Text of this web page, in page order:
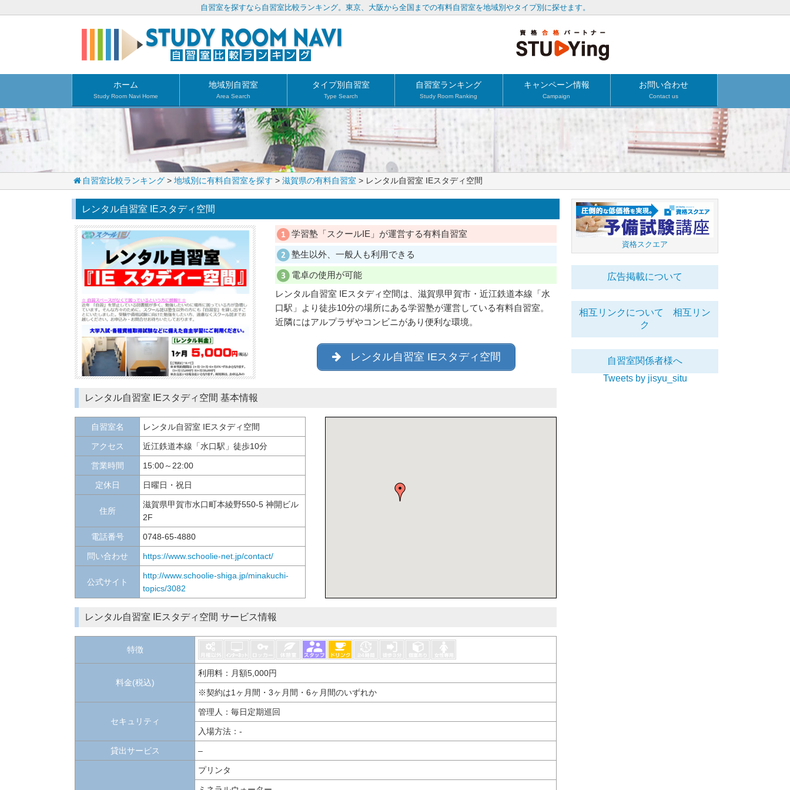
自習室を探すなら自習室比較ランキング。東京、大阪から全国までの有料自習室を地域別やタイプ別に探せます。
ホーム
Study Room Navi Home
地域別自習室
Area Search
タイプ別自習室
Type Search
自習室ランキング
Study Room Ranking
キャンペーン情報
Campaign
お問い合わせ
Contact us
自習室比較ランキング > 地域別に有料自習室を探す > 滋賀県の有料自習室 > レンタル自習室 IEスタディ空間
レンタル自習室 IEスタディ空間
学習塾「スクールIE」が運営する有料自習室
塾生以外、一般人も利用できる
電卓の使用が可能
レンタル自習室 IEスタディ空間は、滋賀県甲賀市・近江鉄道本線「水
口駅」より徒歩10分の場所にある学習塾が運営している有料自習室。
近隣にはアルプラザやコンビニがあり便利な環境。
レンタル自習室 IEスタディ空間
レンタル自習室 IEスタディ空間 基本情報
自習室名 レンタル自習室 IEスタディ空間
アクセス 近江鉄道本線「水口駅」徒歩10分
営業時間 15:00～22:00
定休日 日曜日・祝日
住所
滋賀県甲賀市水口町本綾野550-5 神開ビル
2F
電話番号 0748-65-4880
問い合わせ https://www.schoolie-net.jp/contact/
公式サイト
http://www.schoolie-shiga.jp/minakuchi-
topics/3082
レンタル自習室 IEスタディ空間 サービス情報
特徴
料金(税込)
利用料：月額5,000円
※契約は1ヶ月間・3ヶ月間・6ヶ月間のいずれか
セキュリティ
管理人：毎日定期巡回
入場方法：-
貸出サービス –
プリンタ
資格スクエア
広告掲載について
相互リンクについて
相互リン
ク
自習室関係者様へ
Tweets by jisyu_situ